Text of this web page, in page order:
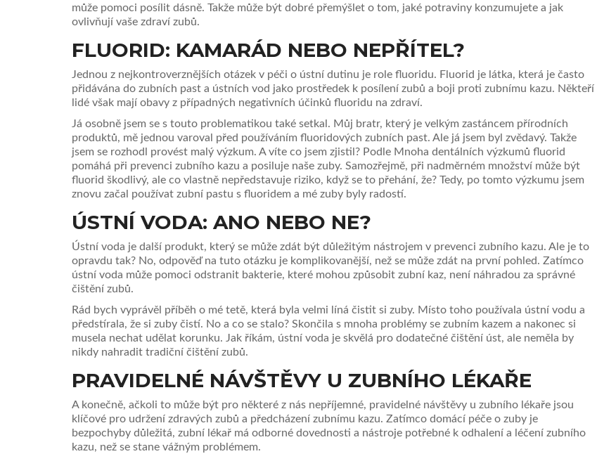
může pomoci posílit dásně. Takže může být dobré přemýšlet o tom, jaké potraviny konzumujete a jak
ovlivňují vaše zdraví zubů.
FLUORID: KAMARÁD NEBO NEPŘÍTEL?
Jednou z nejkontroverznějších otázek v péči o ústní dutinu je role fluoridu. Fluorid je látka, která je často
přidávána do zubních past a ústních vod jako prostředek k posílení zubů a boji proti zubnímu kazu. Někteří
lidé však mají obavy z případných negativních účinků fluoridu na zdraví.
Já osobně jsem se s touto problematikou také setkal. Můj bratr, který je velkým zastáncem přírodních
produktů, mě jednou varoval před používáním fluoridových zubních past. Ale já jsem byl zvědavý. Takže
jsem se rozhodl provést malý výzkum. A víte co jsem zjistil? Podle Mnoha dentálních výzkumů fluorid
pomáhá při prevenci zubního kazu a posiluje naše zuby. Samozřejmě, při nadměrném množství může být
fluorid škodlivý, ale co vlastně nepředstavuje riziko, když se to přehání, že? Tedy, po tomto výzkumu jsem
znovu začal používat zubní pastu s fluoridem a mé zuby byly radostí.
ÚSTNÍ VODA: ANO NEBO NE?
Ústní voda je další produkt, který se může zdát být důležitým nástrojem v prevenci zubního kazu. Ale je to
opravdu tak? No, odpověď na tuto otázku je komplikovanější, než se může zdát na první pohled. Zatímco
ústní voda může pomoci odstranit bakterie, které mohou způsobit zubní kaz, není náhradou za správné
čištění zubů.
Rád bych vyprávěl příběh o mé tetě, která byla velmi líná čistit si zuby. Místo toho používala ústní vodu a
předstírala, že si zuby čistí. No a co se stalo? Skončila s mnoha problémy se zubním kazem a nakonec si
musela nechat udělat korunku. Jak říkám, ústní voda je skvělá pro dodatečné čištění úst, ale neměla by
nikdy nahradit tradiční čištění zubů.
PRAVIDELNÉ NÁVŠTĚVY U ZUBNÍHO LÉKAŘE
A konečně, ačkoli to může být pro některé z nás nepříjemné, pravidelné návštěvy u zubního lékaře jsou
klíčové pro udržení zdravých zubů a předcházení zubnímu kazu. Zatímco domácí péče o zuby je
bezpochyby důležitá, zubní lékař má odborné dovednosti a nástroje potřebné k odhalení a léčení zubního
kazu, než se stane vážným problémem.